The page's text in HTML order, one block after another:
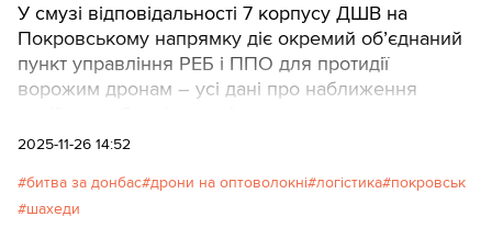
У смузі відповідальності 7 корпусу ДШВ на
Покровському напрямку діє окремий об’єднаний
пункт управління РЕБ і ППО для протидії
ворожим дронам – усі дані про наближення
центральний пункт з різних джерел розвідки.
2025-11-26 14:52
битва за донбас дрони на оптоволокні логістика покровськ
шахеди